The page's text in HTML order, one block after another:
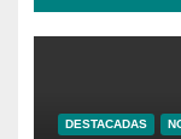
DESTACADAS